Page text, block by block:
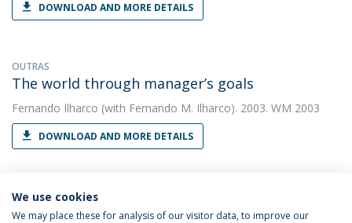
DOWNLOAD AND MORE DETAILS
OUTRAS
The world through manager’s goals
Fernando Ilharco (with Fernando M. Ilharco). 2003. WM 2003
DOWNLOAD AND MORE DETAILS
We use cookies
We may place these for analysis of our visitor data, to improve our